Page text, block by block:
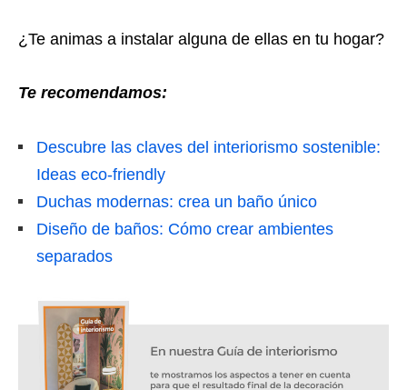
¿Te animas a instalar alguna de ellas en tu hogar?
Te recomendamos:
Descubre las claves del interiorismo sostenible:
Ideas eco-friendly
Duchas modernas: crea un baño único
Diseño de baños: Cómo crear ambientes
separados